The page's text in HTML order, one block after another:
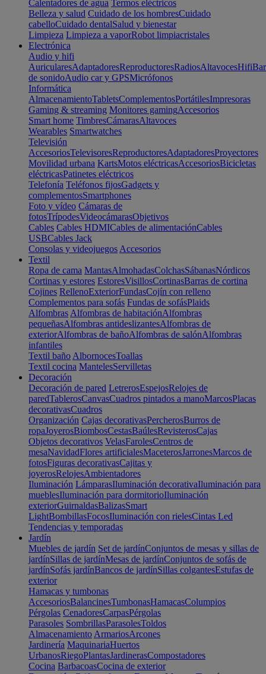
Calentadores de agua Termos eléctricos
Belleza y salud Cuidado de los hombresCuidado
cabelloCuidado dentalSalud y bienestar
Limpieza Limpieza a vaporRobot limpiacristales
Electrónica
Audio y hifi
AuricularesAdaptadoresReproductoresRadiosAltavocesHifi
de sonidoAudio car y GPSMicrófonos
Informática
AlmacenamientoTabletsComplementosPortátilesImpresoras
Gaming & streaming Monitores gamingAccesorios
Smart home TimbresCámarasAltavoces
Wearables Smartwatches
Televisión
AccesoriosTelevisoresReproductoresAdaptadoresProyectores
Movilidad urbana KartsMotos eléctricasAccesoriosBicicletas
eléctricasPatinetes eléctricos
Telefonía Teléfonos fijosGadgets y
complementosSmartphones
Foto y vídeo Cámaras de
fotosTrípodesVideocámarasObjetivos
Cables Cables HDMICables de alimentaciónCables
USBCables Jack
Consolas y videojuegos Accesorios
Textil
Ropa de cama MantasAlmohadasColchasSábanasNórdicos
Cortinas y estores EstoresVisillosCortinasBarras de cortina
Cojines RellenoExteriorFundasCojín con relleno
Complementos para sofás Fundas de sofásPlaids
Alfombras Alfombras de habitaciónAlfombras
pequeñasAlfombras antideslizantesAlfombras de
exteriorAlfombras de bañoAlfombras de salónAlfombras
infantiles
Textil baño AlbornocesToallas
Textil cocina MantelesServilletas
Decoración
Decoración de pared LetrerosEspejosRelojes de
paredTablerosCanvasCuadros pintados a manoMarcosPlacas
decorativasCuadros
Organización Cajas decorativasPercherosBurros de
ropaJoyerosBiombosCestasBaúlesRevisterosCajas
Objetos decorativos VelasFarolesCentros de
mesaNavidadFlores artificialesMaceterosJarronesMarcos de
fotosFiguras decorativasCajitas y
joyerosRelojesAmbientadores
Iluminación LámparasIluminación decorativaIluminación para
mueblesIluminación para dormitorioIluminación
exteriorGuirnaldasBalizasSmart
LightBombillasFocosIluminación con rielesCintas Led
Tendencias y temporadas
Jardín
Muebles de jardín Set de jardínConjuntos de mesas y sillas de
jardínSillas de jardínMesas de jardínConjuntos de sofás de
jardínSofás jardínBancos de jardínSillas colgantesEstufas de
exterior
Hamacas y tumbonas
AccesoriosBalancinesTumbonasHamacasColumpios
Pérgolas CenadoresCarpasPérgolas
Parasoles SombrillasParasolesToldos
Almacenamiento ArmariosArcones
Jardinería MaquinariaHuertos
UrbanosRiegoPlantasJardinerasCompostadores
Cocina BarbacoasCocina de exterior